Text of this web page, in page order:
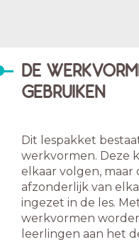
DE
GEBRUIKEN
Dit lespakket
werkvormen. Deze
elkaar volgen, maar
afzonderlijk van
ingezet in de les.
werkvormen
leerlingen aan het